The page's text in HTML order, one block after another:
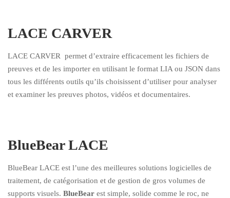
LACE CARVER
LACE CARVER permet d’extraire efficacement les fichiers de
preuves et de les importer en utilisant le format LIA ou JSON dans
tous les différents outils qu’ils choisissent d’utiliser pour analyser
et examiner les preuves photos, vidéos et documentaires.
BlueBear LACE
BlueBear LACE est l’une des meilleures solutions logicielles de
traitement, de catégorisation et de gestion de gros volumes de
supports visuels. BlueBear est simple, solide comme le roc, ne